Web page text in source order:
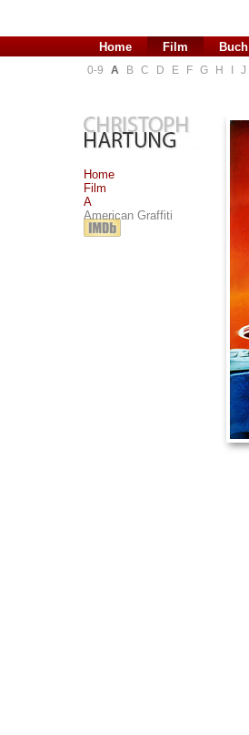
Home Film Buch
0-9 A B C D E F G H J
Home
Film
A
American Graffiti